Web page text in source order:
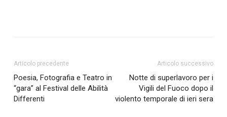
Articolo precedente
Poesia, Fotografia e Teatro in
“gara” al Festival delle Abilità
Differenti
Articolo successivo
Notte di superlavoro per i
Vigili del Fuoco dopo il
violento temporale di ieri sera